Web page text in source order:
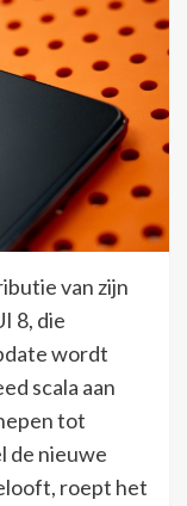
van zijn
8, die
wordt
scala aan
tot
de nieuwe
roept het